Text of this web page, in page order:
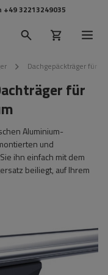
+49 32213249035
Dachgepäckträger für
für
Aluminium-
und
ihn einfach mit dem
beiliegt, auf Ihrem